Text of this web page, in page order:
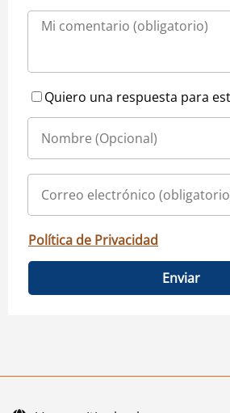
Quiero una respuesta para
Política de Privacidad
Enviar